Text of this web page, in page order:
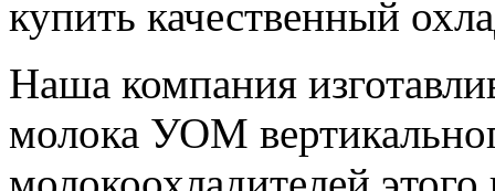
купить качественный
Наша компания
молока УОМ